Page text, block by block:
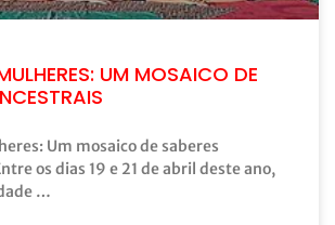
UM MOSAICO DE
Um mosaico de saberes
os dias 19 e 21 de abril deste ano,
…